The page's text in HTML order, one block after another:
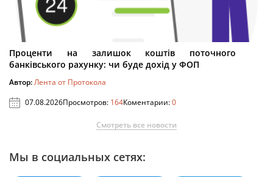
Проценти на залишок коштів поточного
банківського рахунку: чи буде дохід у ФОП
Автор:Лента от Протокола
07.08.2026Просмотров: 164Коментарии:0
Смотреть все новости
Мы в социальных сетях: